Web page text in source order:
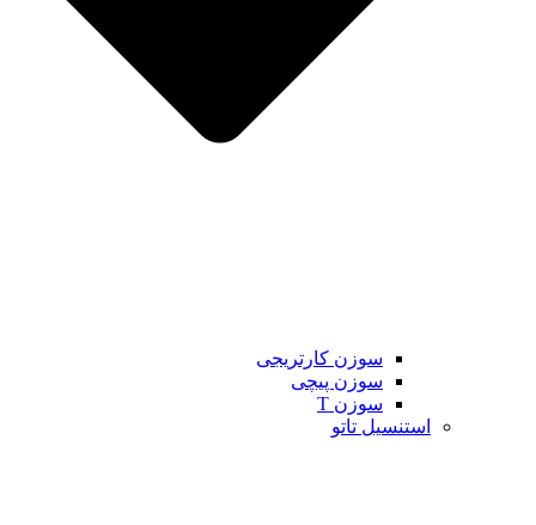
سوزن کارتریجی
سوزن پیچی
سوزن T
استنسیل تاتو